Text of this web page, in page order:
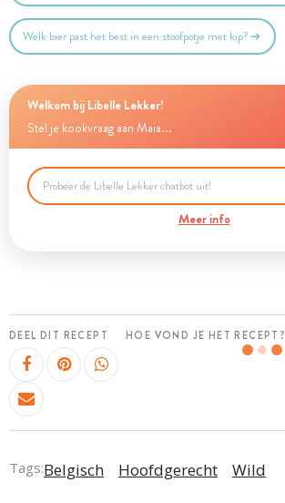
Welk bier past het best in een stoofpotje met kip?
Welkom bij Libelle Lekker!
Stel je kookvraag aan Maia...
Meer info
DEEL DIT RECEPT HOE VOND JE HET RECEPT?
Tags:Belgisch Hoofdgerecht Wild